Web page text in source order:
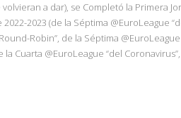
a dar), se Completó la Primera
2022-2023 (de la Séptima @EuroLeague
Robin”, de la Séptima
la Cuarta @EuroLeague “del